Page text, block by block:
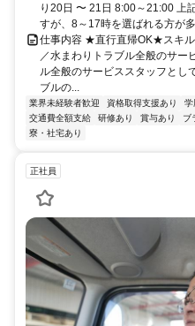
り20日 〜 21日 8:00～21:00 上
すが、8～17時を選ばれる方が多
仕事内容 ★直行直帰OK★スキ
／水まわりトラブル全般のサー
ル全般のサービススタッフとし
ブルの...
業界未経験者歓迎 資格取得支援あり 学
交通費全額支給
研修あり 賞与あり ブ
寮・社宅あり
正社員